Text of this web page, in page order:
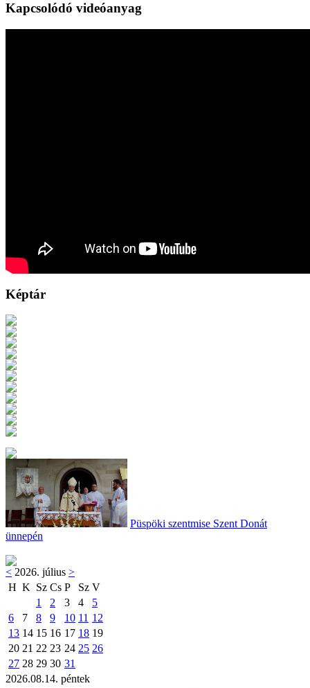
Kapcsolódó videóanyag
Képtár
Püspöki szentmise Szent Donát
ünnepén
< 2026. július >
H K Sz Cs P Sz V
1
2 3 4
5
6
7 8 9 10 11 12
13 14 15 16 17 18 19
20 21 22 23 24 25 26
27 28 29 30 31
2026.08.14. péntek